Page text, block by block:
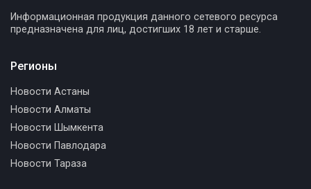
Информационная продукция данного сетевого ресурса
предназначена для лиц, достигших 18 лет и старше.
Регионы
Новости Астаны
Новости Алматы
Новости Шымкента
Новости Павлодара
Новости Тараза